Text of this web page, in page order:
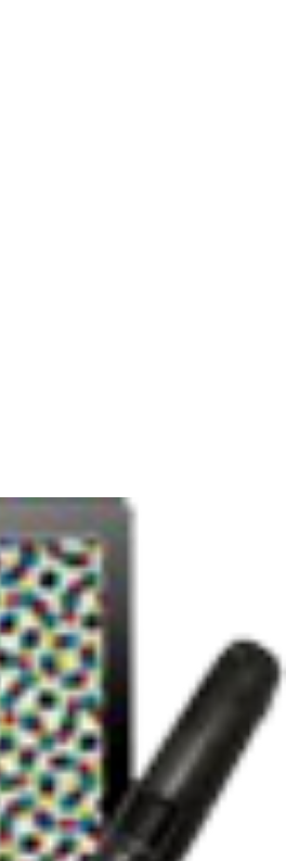
ープ
フト
察オートフォーカスマイクロス
デジタルマイクロスコープ
マイクロスコープ
ロスコープ -----
分析】カウンセリングスコープ
ングスコープ API
ングスコープ ASM
ロスコープ用スタンド
観察用XYステージ付きスタンド
タブレット
*
た場合、お貸出しにお時間をいただ
括で貸出し
須）*
の観察方法・お困りごとなどご記入